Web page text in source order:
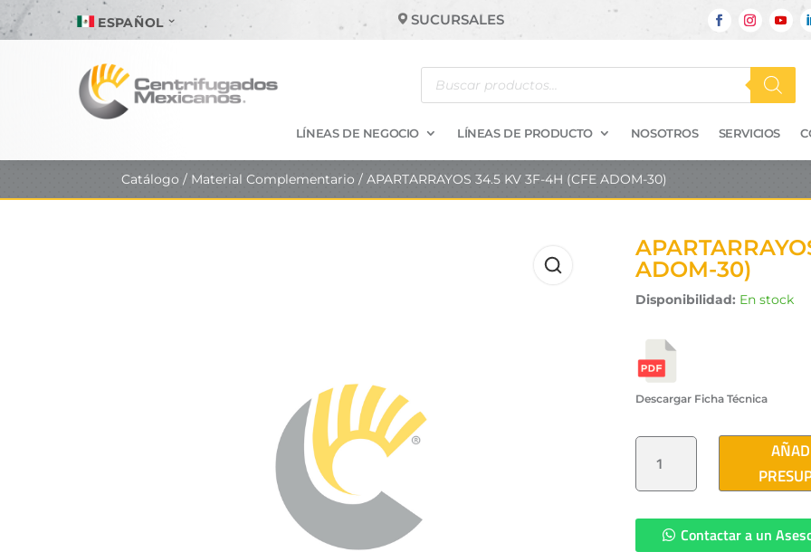
ESPAÑOL SUCURSALES
Búsqueda
productos
LÍNEAS DE NEGOCIO LÍNEAS DE PRODUCTO NOSOTROS SERVICIOS
Catálogo / Material Complementario / APARTARRAYOS 34.5 KV 3F-4H (CFE ADOM-30)
ADOM-30)
Disponibilidad: En stock
Descargar Ficha Técnica
APARTARRAYOS
4H
ADOM-
CANTIDADContactar a un